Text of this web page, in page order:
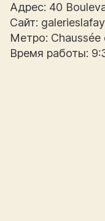
Адрес: 40
Сайт:
Метро:
Время работы: